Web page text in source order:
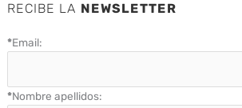
RECIBE LA NEWSLETTER
*Email:
*Nombre apellidos: